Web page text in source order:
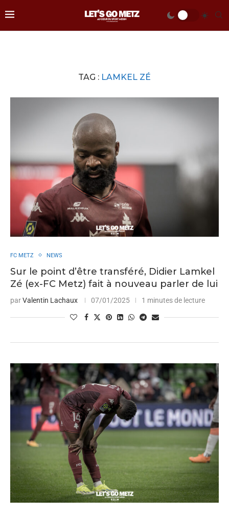
TAG : LAMKEL ZÉ
FC METZ NEWS
Sur le point d’être transféré, Didier Lamkel
Zé (ex-FC Metz) fait à nouveau parler de lui
parValentin Lachaux 07/01/2025 1 minutes de lecture